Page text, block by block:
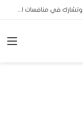
مدرسة الفاشر الالكترونية تتحدى الصعاب وتشارك في منافسات البطولة المدرسية الأفريقية بالخرطوم